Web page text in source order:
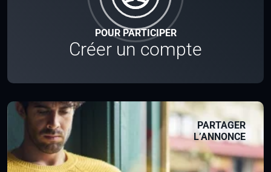
POUR PARTICIPER
Créer un compte
PARTAGER
L’ANNONCE